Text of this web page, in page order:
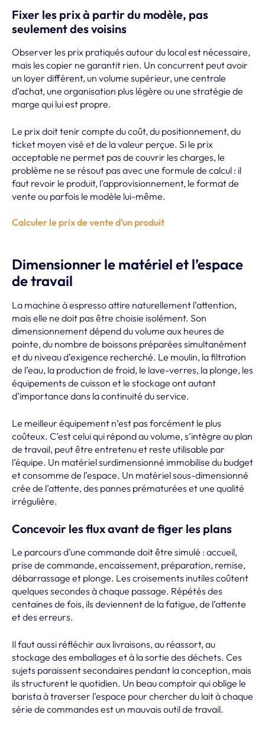
Fixer les prix à partir du modèle, pas
seulement des voisins
Observer les prix pratiqués autour du local est nécessaire,
mais les copier ne garantit rien. Un concurrent peut avoir
un loyer différent, un volume supérieur, une centrale
d’achat, une organisation plus légère ou une stratégie de
marge qui lui est propre.
Le prix doit tenir compte du coût, du positionnement, du
ticket moyen visé et de la valeur perçue. Si le prix
acceptable ne permet pas de couvrir les charges, le
problème ne se résout pas avec une formule de calcul : il
faut revoir le produit, l’approvisionnement, le format de
vente ou parfois le modèle lui-même.
Calculer le prix de vente d’un produit
Dimensionner le matériel et l’espace
de travail
La machine à espresso attire naturellement l’attention,
mais elle ne doit pas être choisie isolément. Son
dimensionnement dépend du volume aux heures de
pointe, du nombre de boissons préparées simultanément
et du niveau d’exigence recherché. Le moulin, la filtration
de l’eau, la production de froid, le lave-verres, la plonge, les
équipements de cuisson et le stockage ont autant
d’importance dans la continuité du service.
Le meilleur équipement n’est pas forcément le plus
coûteux. C’est celui qui répond au volume, s’intègre au plan
de travail, peut être entretenu et reste utilisable par
l’équipe. Un matériel surdimensionné immobilise du budget
et consomme de l’espace. Un matériel sous-dimensionné
crée de l’attente, des pannes prématurées et une qualité
irrégulière.
Concevoir les flux avant de figer les plans
Le parcours d’une commande doit être simulé : accueil,
prise de commande, encaissement, préparation, remise,
débarrassage et plonge. Les croisements inutiles coûtent
quelques secondes à chaque passage. Répétés des
centaines de fois, ils deviennent de la fatigue, de l’attente
et des erreurs.
Il faut aussi réfléchir aux livraisons, au réassort, au
stockage des emballages et à la sortie des déchets. Ces
sujets paraissent secondaires pendant la conception, mais
ils structurent le quotidien. Un beau comptoir qui oblige le
barista à traverser l’espace pour chercher du lait à chaque
série de commandes est un mauvais outil de travail.